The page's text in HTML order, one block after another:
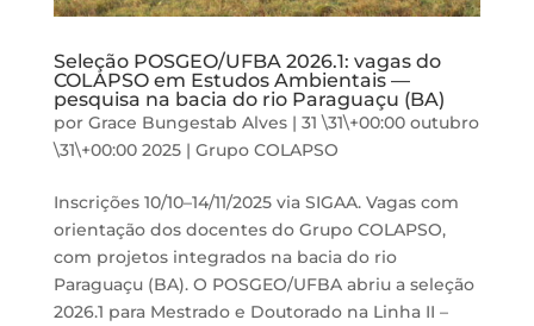
Seleção POSGEO/UFBA 2026.1: vagas do
COLAPSO em Estudos Ambientais —
pesquisa na bacia do rio Paraguaçu (BA)
por Grace Bungestab Alves| 31 \31\+00:00 outubro
\31\+00:00 2025| Grupo COLAPSO
Inscrições 10/10–14/11/2025 via SIGAA. Vagas com
orientação dos docentes do Grupo COLAPSO,
com projetos integrados na bacia do rio
Paraguaçu (BA). O POSGEO/UFBA abriu a seleção
2026.1 para Mestrado e Doutorado na Linha II –